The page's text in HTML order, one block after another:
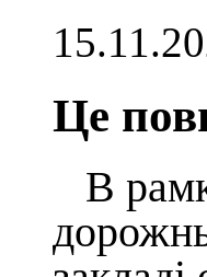
Це
В